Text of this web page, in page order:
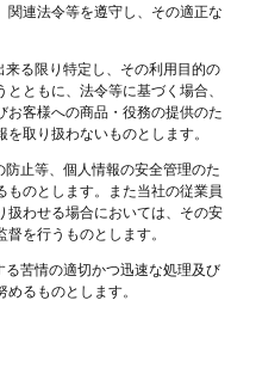
関連法令等を遵守し、その適正な
る限り特定し、その利用目的の
ともに、法令等に基づく場合、
お客様への商品・役務の提供のた
取り扱わないものとします。
止等、個人情報の安全管理のた
ものとします。また当社の従業員
扱わせる場合においては、その安
を行うものとします。
苦情の適切かつ迅速な処理及び
るものとします。